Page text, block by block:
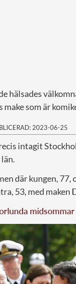
hälsades
som är
2023-06-25
intagit
där kungen,
53, med maken
midsommar